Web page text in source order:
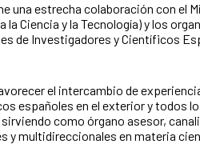
una estrecha colaboración con el
la Ciencia y la Tecnología) y los
de Investigadores y Científicos
el intercambio de
españoles en el exterior y todos
como órgano asesor,
y multidireccionales en materia